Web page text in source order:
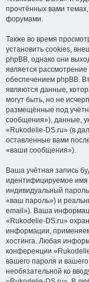
прочтённых вами
форумами.
Также во время
установить cookies,
phpBB, однако они
является
обеспечением phpBB.
являются данные,
могут быть, но не
размещённые под
сообщения»), данные,
«Rukodelie-DS.ru» (в
оставленные вами
«ваши сообщения»).
Ваша учётная запись
идентифицируемое
индивидуальный
«ваш пароль») и
email»). Ваша
«Rukodelie-DS.ru»
информации,
хостинга. Любая
конференции
вашего пароля и
необязательной ко